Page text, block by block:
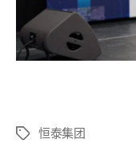
恒泰集团